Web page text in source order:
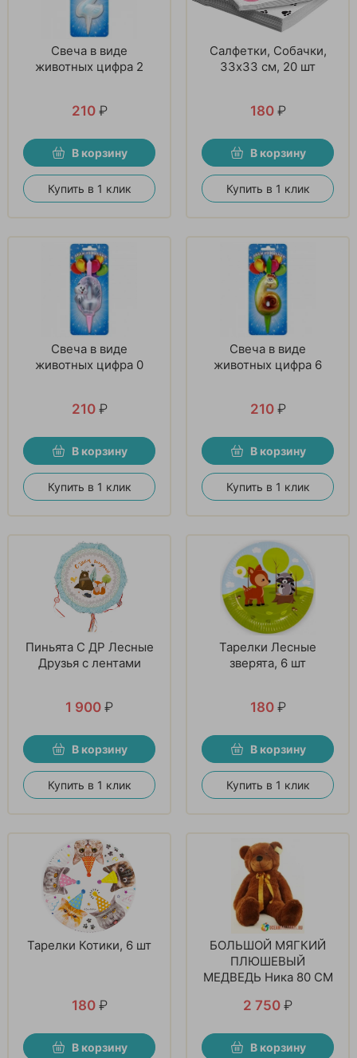
Свеча в виде
животных цифра 2
210 ₽
В корзину
Купить в 1 клик
Салфетки, Собачки,
33х33 см, 20 шт
180 ₽
В корзину
Купить в 1 клик
Свеча в виде
животных цифра 0
210 ₽
В корзину
Купить в 1 клик
Свеча в виде
животных цифра 6
210 ₽
В корзину
Купить в 1 клик
Пиньята С ДР Лесные
Друзья с лентами
1 900 ₽
В корзину
Купить в 1 клик
Тарелки Лесные
зверята, 6 шт
180 ₽
В корзину
Купить в 1 клик
Тарелки Котики, 6 шт
180 ₽
В корзину
БОЛЬШОЙ МЯГКИЙ
ПЛЮШЕВЫЙ
МЕДВЕДЬ Ника 80 СМ
2 750 ₽
В корзину